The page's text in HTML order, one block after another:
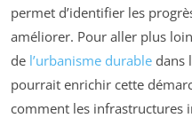
permet d’identifier les
améliorer. Pour aller plus
de l’urbanisme durable dans
pourrait enrichir cette
comment les infrastructures